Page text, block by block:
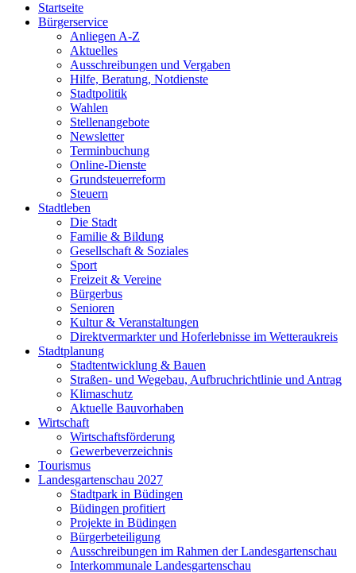
Startseite
Bürgerservice
Anliegen A-Z
Aktuelles
Ausschreibungen und Vergaben
Hilfe, Beratung, Notdienste
Stadtpolitik
Wahlen
Stellenangebote
Newsletter
Terminbuchung
Online-Dienste
Grundsteuerreform
Steuern
Stadtleben
Die Stadt
Familie & Bildung
Gesellschaft & Soziales
Sport
Freizeit & Vereine
Bürgerbus
Senioren
Kultur & Veranstaltungen
Direktvermarkter und Hoferlebnisse im Wetteraukreis
Stadtplanung
Stadtentwicklung & Bauen
Straßen- und Wegebau, Aufbruchrichtlinie und Antrag
Klimaschutz
Aktuelle Bauvorhaben
Wirtschaft
Wirtschaftsförderung
Gewerbeverzeichnis
Tourismus
Landesgartenschau 2027
Stadtpark in Büdingen
Büdingen profitiert
Projekte in Büdingen
Bürgerbeteiligung
Ausschreibungen im Rahmen der Landesgartenschau
Interkommunale Landesgartenschau